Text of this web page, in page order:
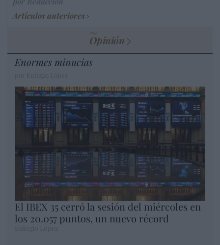
Artículos anteriores
Opinión
Enormes minucias
El IBEX 35 cerró la sesión del miércoles en
los 20.057 puntos, un nuevo récord